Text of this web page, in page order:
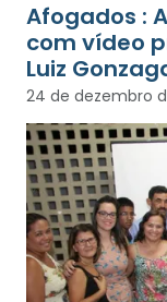
Afogados :
com vídeo
Luiz
24 de dezembro